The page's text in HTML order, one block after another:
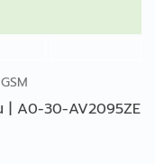
| A0-30-AV2095ZE